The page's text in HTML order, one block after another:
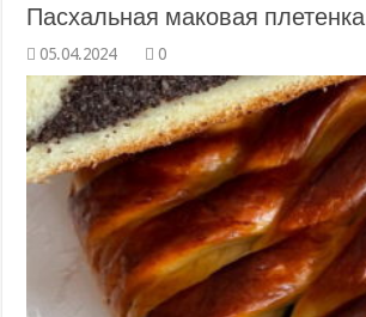
Пасхальная маковая плетенка
0